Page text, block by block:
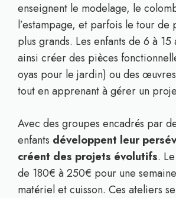
enseignent le modelage, le
l’estampage, et parfois le tour
plus grands. Les enfants de 6 à 15
ainsi créer des pièces
oyas pour le jardin) ou des
tout en apprenant à gérer un
Avec des groupes encadrés par
enfants développent leur
créent des projets évolutifs.
de 180€ à 250€ pour une
matériel et cuisson. Ces ateliers